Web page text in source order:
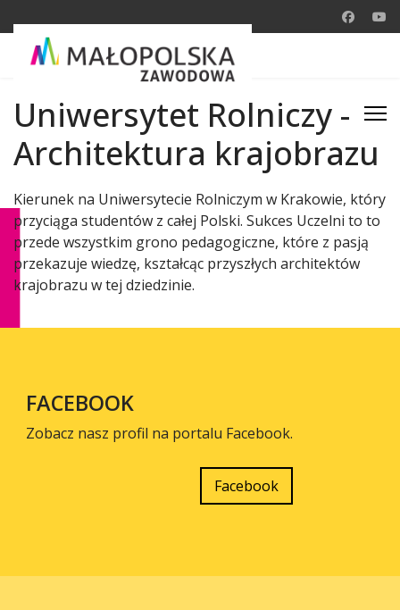
Uniwersytet Rolniczy -
Architektura krajobrazu
Kierunek na Uniwersytecie Rolniczym w Krakowie, który
przyciąga studentów z całej Polski. Sukces Uczelni to to
przede wszystkim grono pedagogiczne, które z pasją
przekazuje wiedzę, kształcąc przyszłych architektów
krajobrazu w tej dziedzinie.
FACEBOOK
Zobacz nasz profil na portalu Facebook.
Facebook